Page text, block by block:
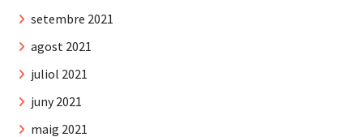
setembre 2021
agost 2021
juliol 2021
juny 2021
maig 2021